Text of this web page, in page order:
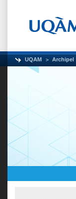
UQAM Archipel